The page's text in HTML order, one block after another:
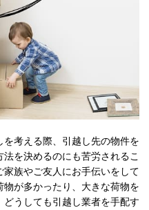
考える際、引越し先の物件を
を決めるのにも苦労されるこ
族やご友人にお手伝いをして
が多かったり、大きな荷物を
うしても引越し業者を手配す